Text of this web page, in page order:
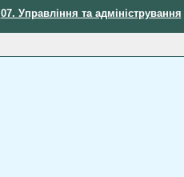
07. Управління та адміністрування